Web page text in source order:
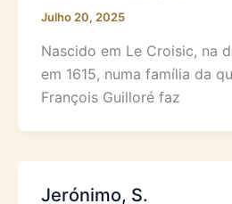
Julho 20, 2025
Nascido em Le Croisic, na
em 1615, numa família da
François Guilloré faz
Jerónimo, S.